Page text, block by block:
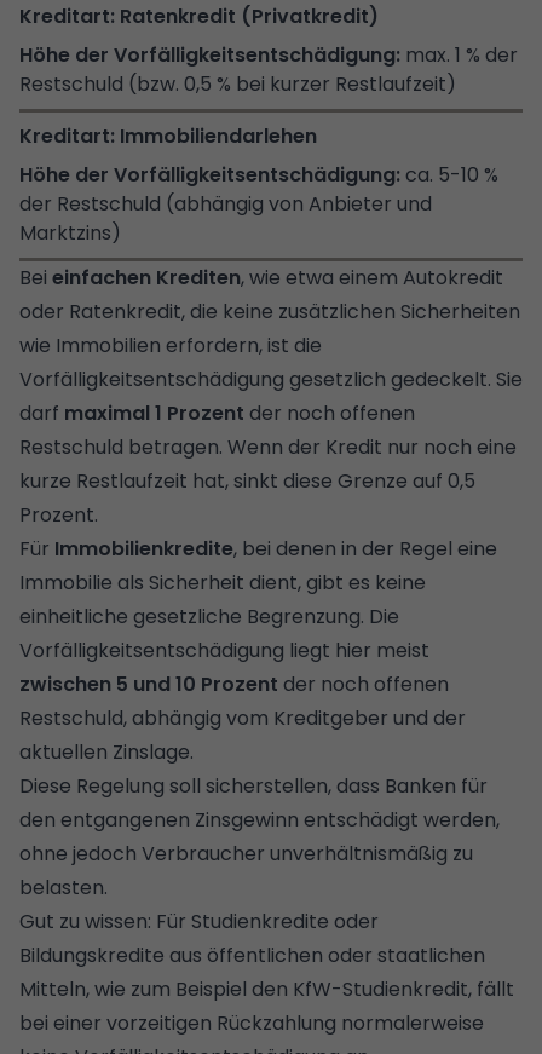
Ratenkredit (Privatkredit)
max. 1 % der
Restschuld (bzw. 0,5 % bei kurzer Restlaufzeit)
Immobiliendarlehen
ca. 5-10 %
der Restschuld (abhängig von Anbieter und
Marktzins)
Bei einfachen Krediten, wie etwa einem Autokredit
oder Ratenkredit, die keine zusätzlichen Sicherheiten
wie Immobilien erfordern, ist die
Vorfälligkeitsentschädigung gesetzlich gedeckelt. Sie
darf maximal 1 Prozent der noch offenen
Restschuld betragen. Wenn der Kredit nur noch eine
kurze Restlaufzeit hat, sinkt diese Grenze auf 0,5
Prozent.
Für Immobilienkredite, bei denen in der Regel eine
Immobilie als Sicherheit dient, gibt es keine
einheitliche gesetzliche Begrenzung. Die
Vorfälligkeitsentschädigung liegt hier meist
zwischen 5 und 10 Prozent der noch offenen
Restschuld, abhängig vom Kreditgeber und der
aktuellen Zinslage.
Diese Regelung soll sicherstellen, dass Banken für
den entgangenen Zinsgewinn entschädigt werden,
ohne jedoch Verbraucher unverhältnismäßig zu
belasten.
Gut zu wissen: Für Studienkredite oder
Bildungskredite aus öffentlichen oder staatlichen
Mitteln, wie zum Beispiel den KfW-Studienkredit, fällt
bei einer vorzeitigen Rückzahlung normalerweise